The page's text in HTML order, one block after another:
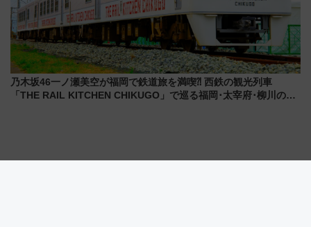
乃木坂46一ノ瀬美空が福岡で鉄道旅を満喫⁈ 西鉄の観光列車
「THE RAIL KITCHEN CHIKUGO」で巡る福岡･太宰府･柳川の